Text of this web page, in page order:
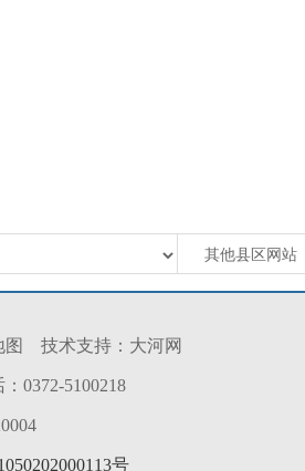
图 技术支持： 大河网
0372-5100218
号